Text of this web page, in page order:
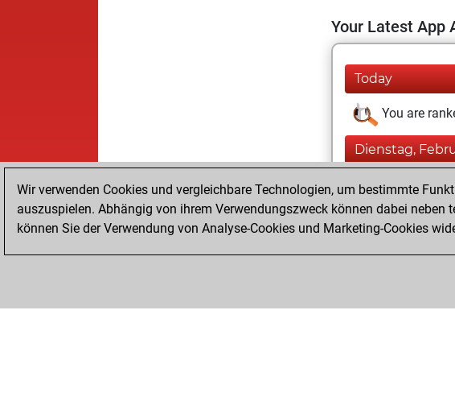
Your Latest App
Today
You are
Dienstag,
You created
You created
Wir verwenden Cookies und vergleichbare Technologien, um bestimmte
auszuspielen. Abhängig von ihrem Verwendungszweck können dabei
können Sie der Verwendung von Analyse-Cookies und Marketing-Cookies